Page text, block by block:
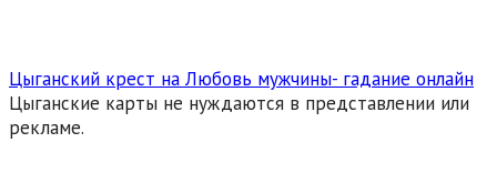
Цыганский крест на Любовь мужчины- гадание онлайн
Цыганские карты не нуждаются в представлении или
рекламе.